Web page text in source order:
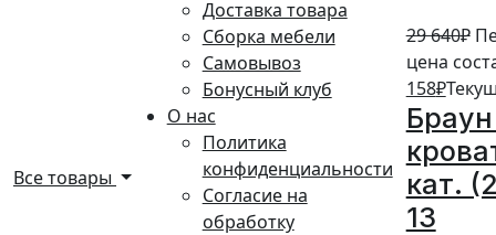
Все товары
Доставка товара
Сборка мебели
Самовывоз
Бонусный клуб
О нас
Политика
конфиденциальности
Согласие на
обработку
29 640₽
цена
158₽
кат.
13